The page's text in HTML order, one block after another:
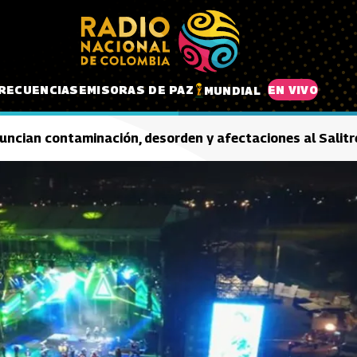
EMISORAS DE PAZ MUNDIAL EN VIVO
contaminación, desorden y afectaciones al